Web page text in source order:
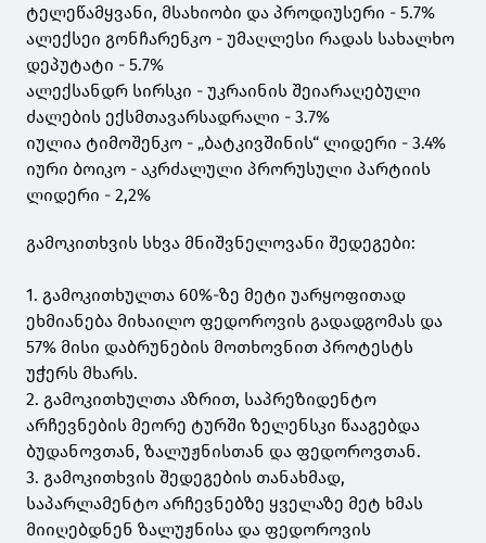
ტელეწამყვანი, მსახიობი და პროდიუსერი - 5.7%
ალექსეი გონჩარენკო - უმაღლესი რადას სახალხო
დეპუტატი - 5.7%
ალექსანდრ სირსკი - უკრაინის შეიარაღებული
ძალების ექსმთავარსადრალი - 3.7%
იულია ტიმოშენკო - „ბატკივშინის“ ლიდერი - 3.4%
იური ბოიკო - აკრძალული პრორუსული პარტიის
ლიდერი - 2,2%
გამოკითხვის სხვა მნიშვნელოვანი შედეგები:
1. გამოკითხულთა 60%-ზე მეტი უარყოფითად
ეხმიანება მიხაილო ფედოროვის გადადგომას და
57% მისი დაბრუნების მოთხოვნით პროტესტს
უჭერს მხარს.
2. გამოკითხულთა აზრით, საპრეზიდენტო
არჩევნების მეორე ტურში ზელენსკი წააგებდა
ბუდანოვთან, ზალუჟნისთან და ფედოროვთან.
3. გამოკითხვის შედეგების თანახმად,
საპარლამენტო არჩევნებზე ყველაზე მეტ ხმას
მიიღებდნენ ზალუჟნისა და ფედოროვის